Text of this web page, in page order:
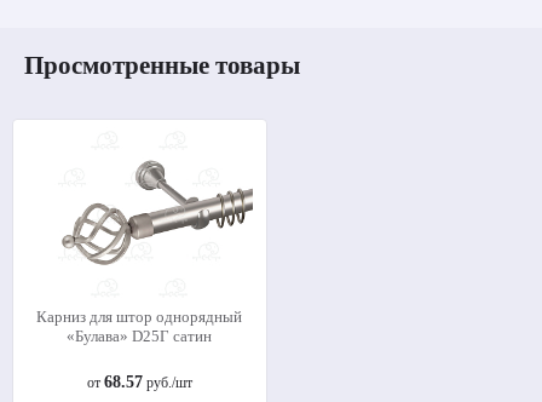
Просмотренные товары
Карниз для штор однорядный
«Булава» D25Г сатин
от 68.57руб./шт